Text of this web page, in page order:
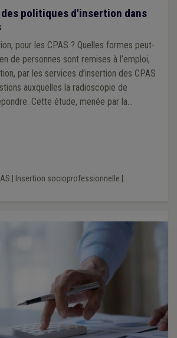
des politiques d'insertion dans
pour les CPAS ? Quelles formes peut-
de personnes sont remises à l’emploi,
par les services d’insertion des CPAS
auxquelles la radioscopie de
Cette étude, menée par la
Insertion socioprofessionnelle